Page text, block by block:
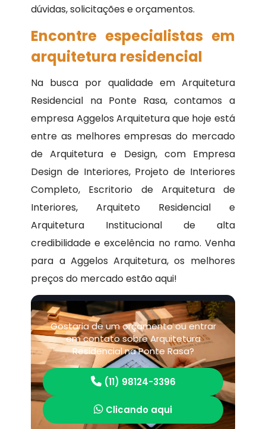
dúvidas, solicitações e orçamentos.
Encontre especialistas em
arquitetura residencial
Na busca por qualidade em Arquitetura
Residencial na Ponte Rasa, contamos a
empresa Aggelos Arquitetura que hoje está
entre as melhores empresas do mercado
de Arquitetura e Design, com Empresa
Design de Interiores, Projeto de Interiores
Completo, Escritorio de Arquitetura de
Interiores, Arquiteto Residencial e
Arquitetura Institucional de alta
credibilidade e excelência no ramo. Venha
para a Aggelos Arquitetura, os melhores
preços do mercado estão aqui!
Gostaria de um orçamento ou entrar
em contato sobre Arquitetura
Residencial na Ponte Rasa?
(11) 98124-3396
Clicando aqui